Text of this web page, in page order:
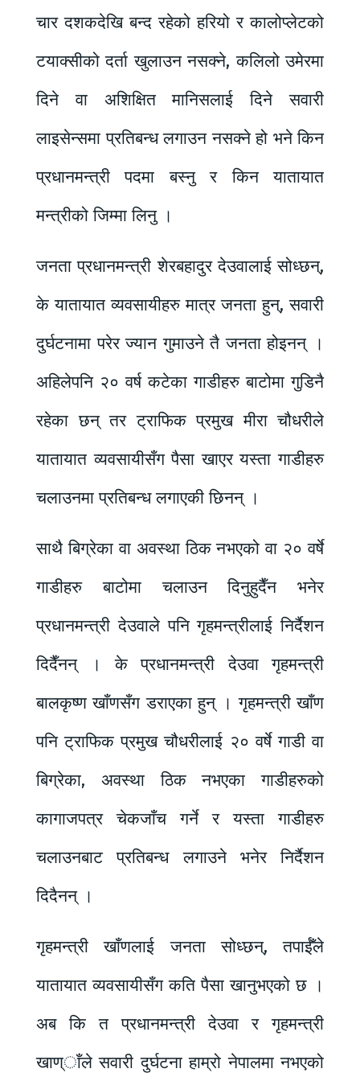
चार दशकदेखि बन्द रहेको हरियो र कालोप्लेटको
टयाक्सीको दर्ता खुलाउन नसक्ने, कलिलो उमेरमा
दिने वा अशिक्षित मानिसलाई दिने सवारी
लाइसेन्समा प्रतिबन्ध लगाउन नसक्ने हो भने किन
प्रधानमन्त्री पदमा बस्नु र किन यातायात
मन्त्रीको जिम्मा लिनु ।
जनता प्रधानमन्त्री शेरबहादुर देउवालाई सोध्छन्,
के यातायात व्यवसायीहरु मात्र जनता हुन्, सवारी
दुर्घटनामा परेर ज्यान गुमाउने तै जनता होइनन् ।
अहिलेपनि २० वर्ष कटेका गाडीहरु बाटोमा गुडिनै
रहेका छन् तर ट्राफिक प्रमुख मीरा चौधरीले
यातायात व्यवसायीसँग पैसा खाएर यस्ता गाडीहरु
चलाउनमा प्रतिबन्ध लगाएकी छिनन् ।
साथै बिग्रेका वा अवस्था ठिक नभएको वा २० वर्षे
गाडीहरु बाटोमा चलाउन दिनुहुदैँन भनेर
प्रधानमन्त्री देउवाले पनि गृहमन्त्रीलाई निर्दैशन
दिदैँनन् । के प्रधानमन्त्री देउवा गृहमन्त्री
बालकृष्ण खाँणसँग डराएका हुन् । गृहमन्त्री खाँण
पनि ट्राफिक प्रमुख चौधरीलाई २० वर्षे गाडी वा
बिग्रेका, अवस्था ठिक नभएका गाडीहरुको
कागाजपत्र चेकजाँच गर्ने र यस्ता गाडीहरु
चलाउनबाट प्रतिबन्ध लगाउने भनेर निर्दैशन
दिदैनन् ।
गृहमन्त्री खाँणलाई जनता सोध्छन्, तपाईँले
यातायात व्यवसायीसँग कति पैसा खानुभएको छ ।
अब कि त प्रधानमन्त्री देउवा र गृहमन्त्री
खाण्ाँले सवारी दुर्घटना हाम्रो नेपालमा नभएको